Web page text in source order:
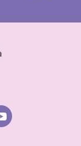
Youtube